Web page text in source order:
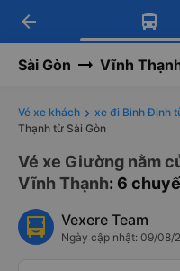
Tải app
Nhận ưu
Tải app
-30k/ghế
arrow_back
Sài Gòn Vĩnh
Vé xe khách xe đi Bình Định
Thạnh từ Sài Gòn
Vé xe Giường nằm
Vĩnh Thạnh: 6
Vexere Team
Ngày cập nhật: 09/08/